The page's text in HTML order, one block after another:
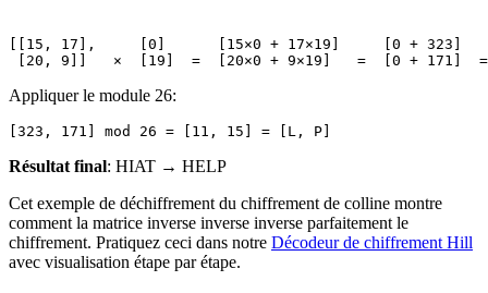
[[15, 17],     [0]      [15×0 + 17×19]     [0 + 323]
Appliquer le module 26:
Résultat final: HIAT → HELP
Cet exemple de déchiffrement du chiffrement de colline montre
comment la matrice inverse inverse inverse parfaitement le
chiffrement. Pratiquez ceci dans notre Décodeur de chiffrement Hill
avec visualisation étape par étape.